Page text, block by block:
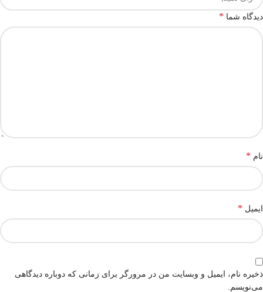
دیدگاه شما *
نام *
ایمیل *
ذخیره نام، ایمیل و وبسایت من در مرورگر برای زمانی که دوباره دیدگاهی
می‌نویسم.